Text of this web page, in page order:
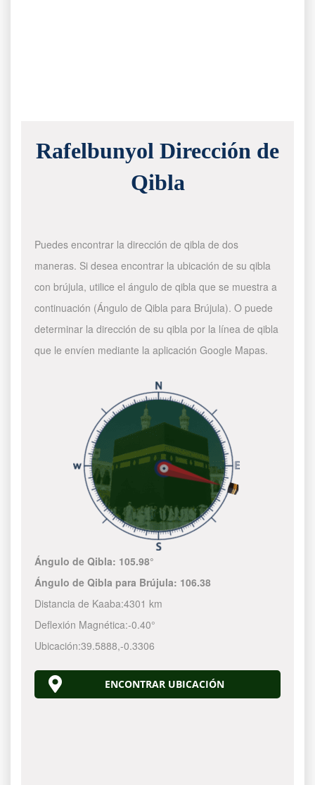
Rafelbunyol Dirección de
Qibla
Puedes encontrar la dirección de qibla de dos
maneras. Si desea encontrar la ubicación de su qibla
con brújula, utilice el ángulo de qibla que se muestra a
continuación (Ángulo de Qibla para Brújula). O puede
determinar la dirección de su qibla por la línea de qibla
que le envíen mediante la aplicación Google Mapas.
Ángulo de Qibla: 105.98°
Ángulo de Qibla para Brújula: 106.38
Distancia de Kaaba:4301 km
Deflexión Magnética:-0.40°
Ubicación:39.5888,-0.3306
ENCONTRAR UBICACIÓN